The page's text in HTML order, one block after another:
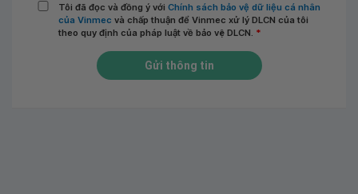
Tôi đã đọc và đồng ý với Chính sách bảo vệ dữ liệu cá nhân
của Vinmec và chấp thuận để Vinmec xử lý DLCN của tôi
theo quy định của pháp luật về bảo vệ DLCN. *
Gửi thông tin